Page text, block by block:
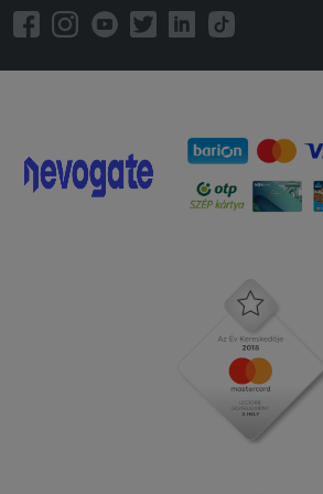
Nagyon korrekt futár.
2025-07-14 - Ékes:
elégedett voltam!!